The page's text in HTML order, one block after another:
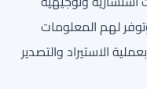
لهم المعلومات
الاستيراد والتصدير